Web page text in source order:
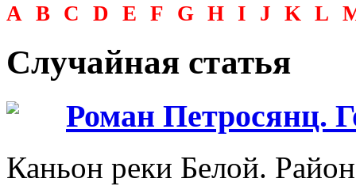
A B C D E F G H I J K L
Случайная статья
Роман Петросянц.
Каньон реки Белой.